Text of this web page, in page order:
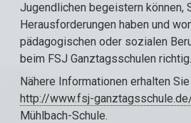
Jugendlichen begeistern können,
Herausforderungen haben und
pädagogischen oder sozialen
beim FSJ Ganztagsschulen richtig.
Nähere Informationen erhalten
http://www.fsj-
Mühlbach-Schule.